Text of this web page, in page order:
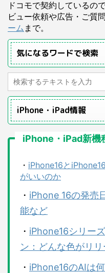
ドコモで契約しているの
ビュー依頼や広告・ご質
ーム まで。
気になるワードで検索
iPhone・iPad情報
iPhone・iPad新機
・ iPhone16と
がいいのか
・ iPhone 16の発売
能など
・ iPhone16シリー
ン：どんな色がリリ
・ iPhone16のAIは